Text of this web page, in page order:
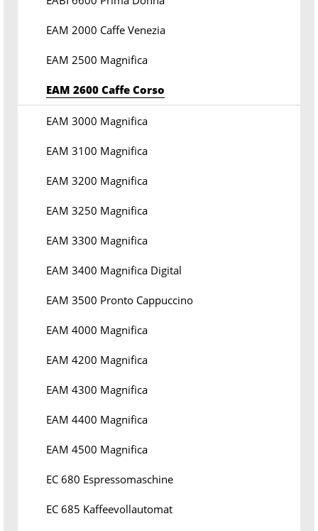
EAM 2000 Caffe Venezia
EAM 2500 Magnifica
EAM 2600 Caffe Corso
EAM 3000 Magnifica
EAM 3100 Magnifica
EAM 3200 Magnifica
EAM 3250 Magnifica
EAM 3300 Magnifica
EAM 3400 Magnifica Digital
EAM 3500 Pronto Cappuccino
EAM 4000 Magnifica
EAM 4200 Magnifica
EAM 4300 Magnifica
EAM 4400 Magnifica
EAM 4500 Magnifica
EC 680 Espressomaschine
EC 685 Kaffeevollautomat